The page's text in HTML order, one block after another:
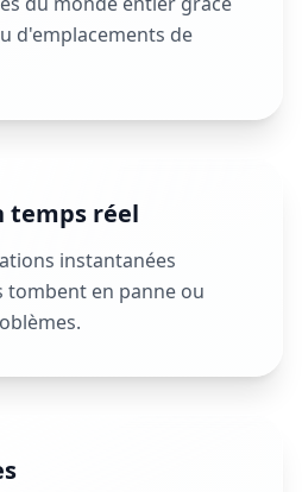
d'emplacements de
temps réel
instantanées
tombent en panne ou